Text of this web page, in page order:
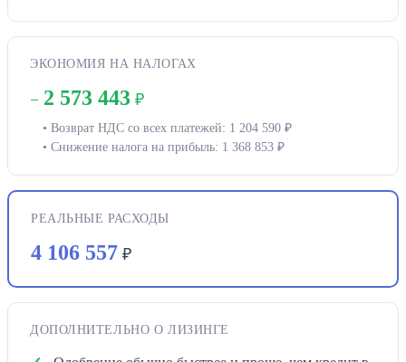
ЭКОНОМИЯ НА НАЛОГАХ
− 2 573 443 ₽
• Возврат НДС со всех платежей: 1 204 590 ₽
• Снижение налога на прибыль: 1 368 853 ₽
РЕАЛЬНЫЕ РАСХОДЫ
4 106 557 ₽
ДОПОЛНИТЕЛЬНО О ЛИЗИНГЕ